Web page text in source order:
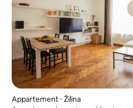
Appartement ⋅ Žilina